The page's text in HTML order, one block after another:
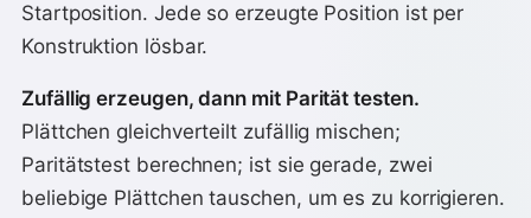
Startposition. Jede so erzeugte Position ist per
Konstruktion lösbar.
Zufällig erzeugen, dann mit Parität testen.
Plättchen gleichverteilt zufällig mischen;
Paritätstest berechnen; ist sie gerade, zwei
beliebige Plättchen tauschen, um es zu korrigieren.